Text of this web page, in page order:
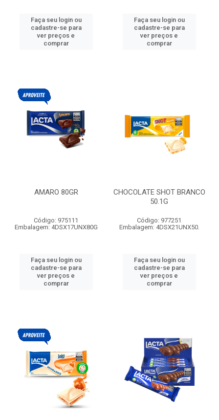
Faça seu login ou
cadastre-se para
ver preços e
comprar
Faça seu login ou
cadastre-se para
ver preços e
comprar
AMARO 80GR
Código: 975111
Embalagem: 4DSX17UNX80G
Faça seu login ou
cadastre-se para
ver preços e
comprar
CHOCOLATE SHOT BRANCO
50.1G
Código: 977251
Embalagem: 4DSX21UNX50.
Faça seu login ou
cadastre-se para
ver preços e
comprar